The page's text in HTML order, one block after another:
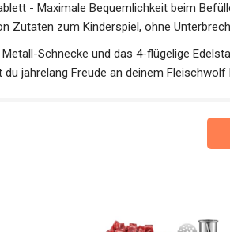
- Maximale Bequemlichkeit beim
Zutaten zum Kinderspiel, ohne
Schnecke und das 4-flügelige
du jahrelang Freude an deinem Fleischwolf